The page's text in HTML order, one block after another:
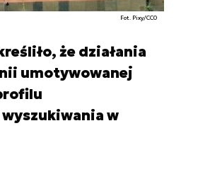
Fot. Pixy/CC0
że działania
umotywowanej
w